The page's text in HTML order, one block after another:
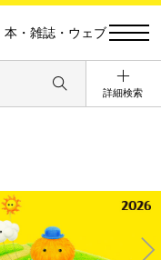
本・雑誌・ウェブ
詳細検索